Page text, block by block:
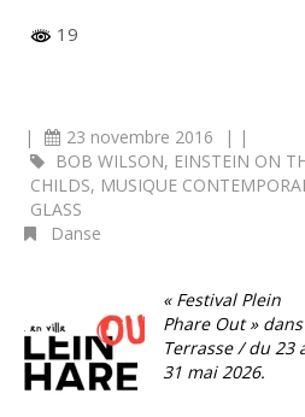
19
| 23 novembre 2016 | |
BOB WILSON, EINSTEIN ON
CHILDS, MUSIQUE
GLASS
Danse
« Festival Plein
Phare Out »
Terrasse / du 23
31 mai 2026.